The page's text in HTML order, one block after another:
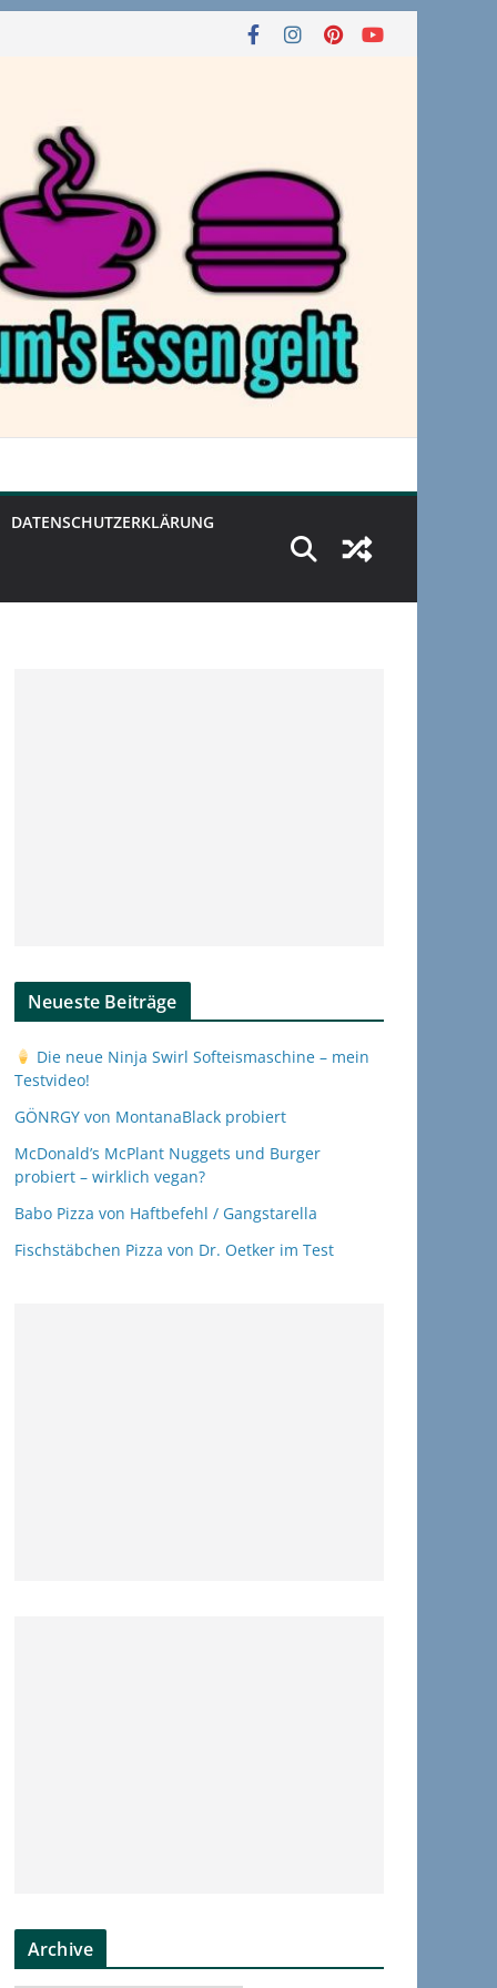
DATENSCHUTZERKLÄRUNG
Neueste Beiträge
Die neue Ninja Swirl Softeismaschine – mein
Testvideo!
GÖNRGY von MontanaBlack probiert
McDonald’s McPlant Nuggets und Burger
probiert – wirklich vegan?
Babo Pizza von Haftbefehl / Gangstarella
Fischstäbchen Pizza von Dr. Oetker im Test
Archive